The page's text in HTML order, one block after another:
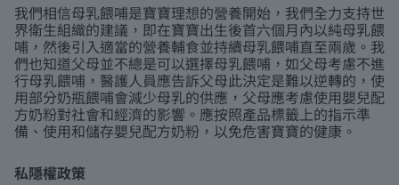
我們相信母乳餵哺是寶寶理想的營養開始，我們全力支持世
界衛生組織的建議，即在寶寶出生後首六個月內以純母乳餵
哺，然後引入適當的營養輔食並持續母乳餵哺直至兩歲。我
們也知道父母並不總是可以選擇母乳餵哺，如父母考慮不進
行母乳餵哺，醫護人員應告訴父母此決定是難以逆轉的，使
用部分奶瓶餵哺會減少母乳的供應，父母應考慮使用嬰兒配
方奶粉對社會和經濟的影響。應按照產品標籤上的指示準
備、使用和儲存嬰兒配方奶粉，以免危害寶寶的健康。
私隱權政策